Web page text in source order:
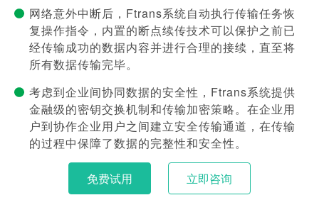
网络意外中断后，Ftrans系统自动执行传输任务恢
复操作指令，内置的断点续传技术可以保护之前已
经传输成功的数据内容并进行合理的接续，直至将
所有数据传输完毕。
考虑到企业间协同数据的安全性，Ftrans系统提供
金融级的密钥交换机制和传输加密策略。在企业用
户到协作企业用户之间建立安全传输通道，在传输
的过程中保障了数据的完整性和安全性。
免费试用 立即咨询